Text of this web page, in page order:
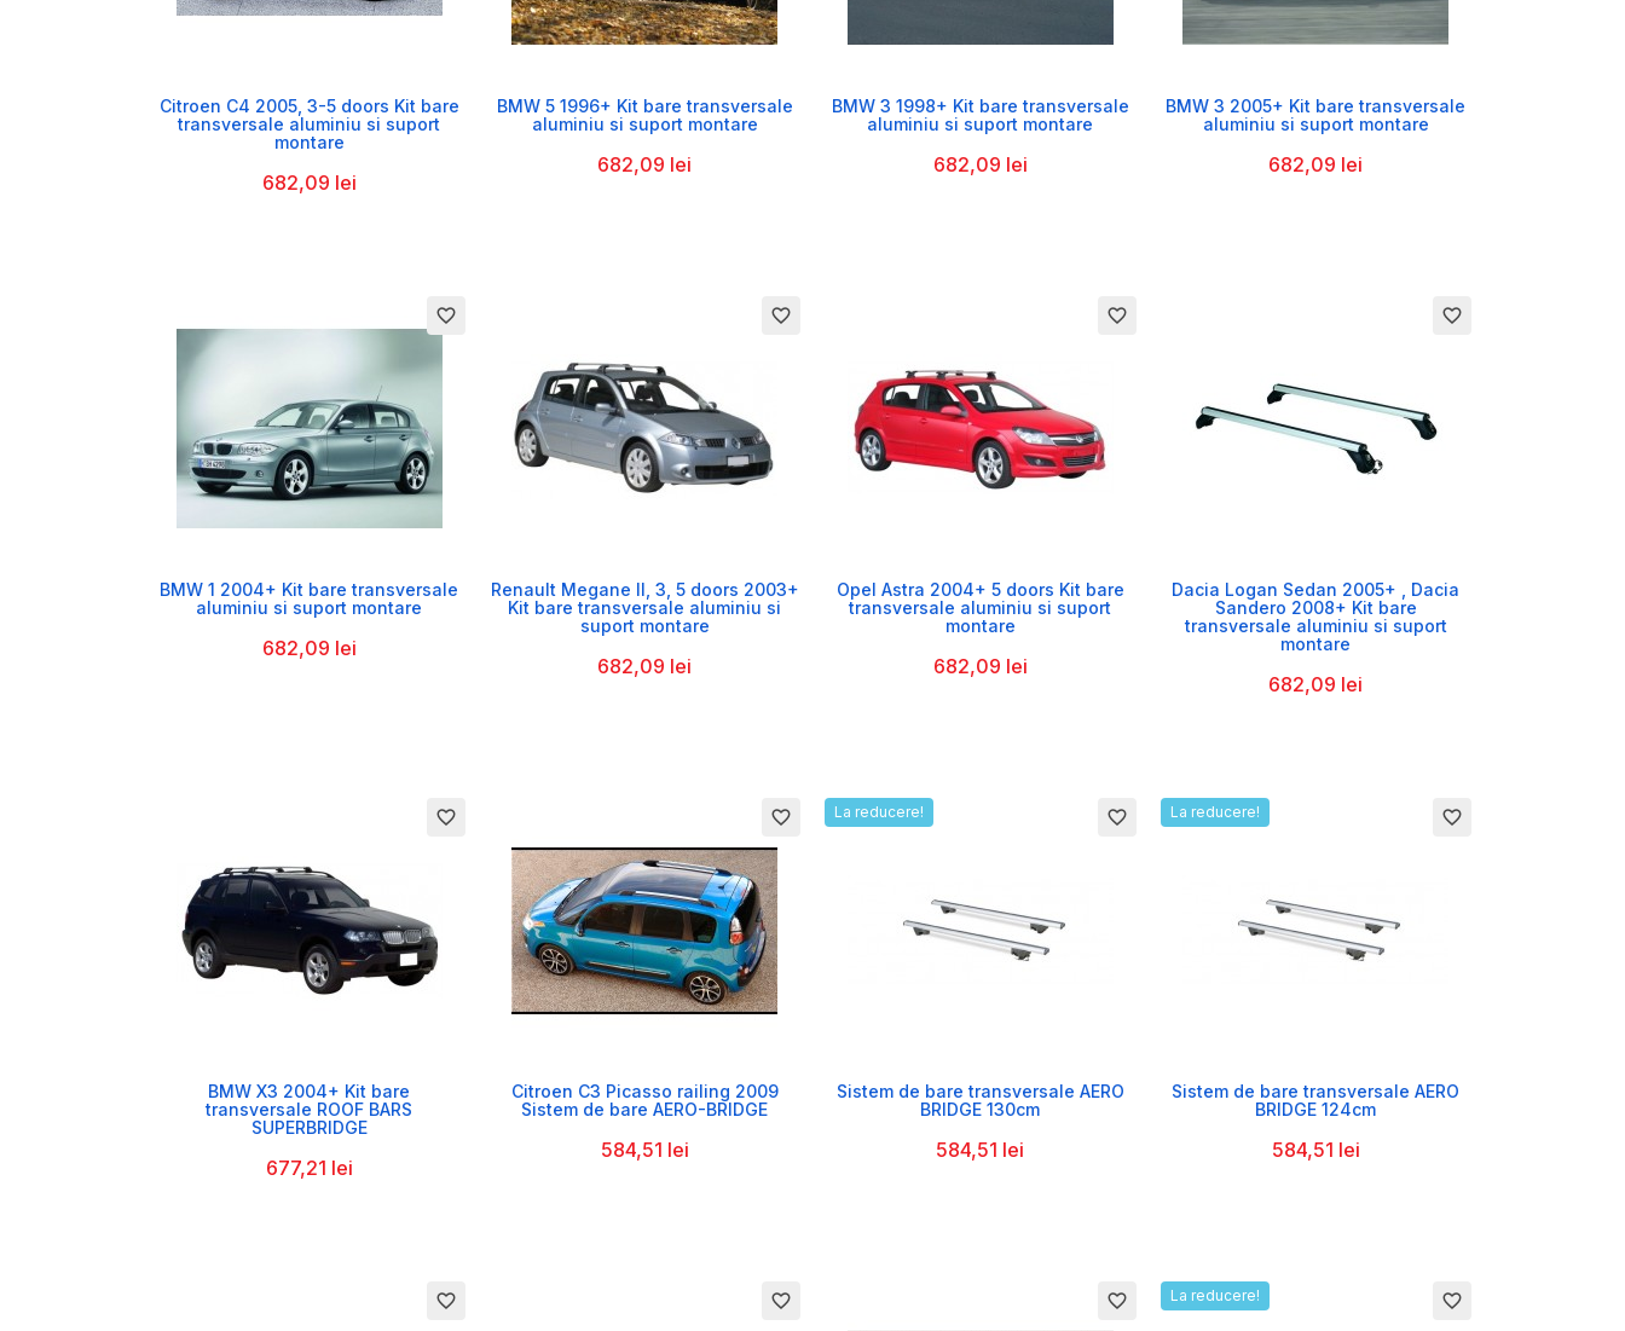

Citroen C4 2005, 3-5 doors Kit bare
transversale aluminiu si suport
montare
682,09 lei

BMW 5 1996+ Kit bare transversale
aluminiu si suport montare
682,09 lei

BMW 3 1998+ Kit bare transversale
aluminiu si suport montare
682,09 lei

BMW 3 2005+ Kit bare transversale
aluminiu si suport montare
682,09 lei
favorite_border

BMW 1 2004+ Kit bare transversale
aluminiu si suport montare
682,09 lei
favorite_border

Renault Megane II, 3, 5 doors 2003+
Kit bare transversale aluminiu si
suport montare
682,09 lei
favorite_border

Opel Astra 2004+ 5 doors Kit bare
transversale aluminiu si suport
montare
682,09 lei
favorite_border

Dacia Logan Sedan 2005+ , Dacia
Sandero 2008+ Kit bare
transversale aluminiu si suport
montare
682,09 lei
favorite_border

BMW X3 2004+ Kit bare
transversale ROOF BARS
SUPERBRIDGE
677,21 lei
favorite_border

Citroen C3 Picasso railing 2009
Sistem de bare AERO-BRIDGE
584,51 lei
favorite_border
La reducere!

Sistem de bare transversale AERO
BRIDGE 130cm
584,51 lei
favorite_border
La reducere!

Sistem de bare transversale AERO
BRIDGE 124cm
584,51 lei
favorite_border favorite_border favorite_border favorite_border
La reducere!